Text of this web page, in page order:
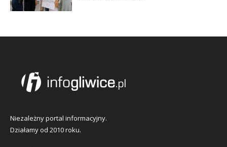
Niezależny portal informacyjny.
Działamy od 2010 roku.